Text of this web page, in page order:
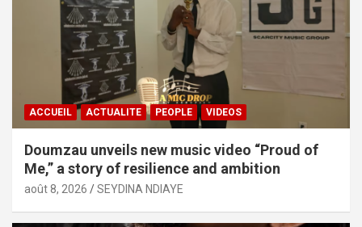
ACCUEIL ACTUALITE PEOPLE VIDEOS
Doumzau unveils new music video “Proud of
Me,” a story of resilience and ambition
août 8, 2026 SEYDINA NDIAYE